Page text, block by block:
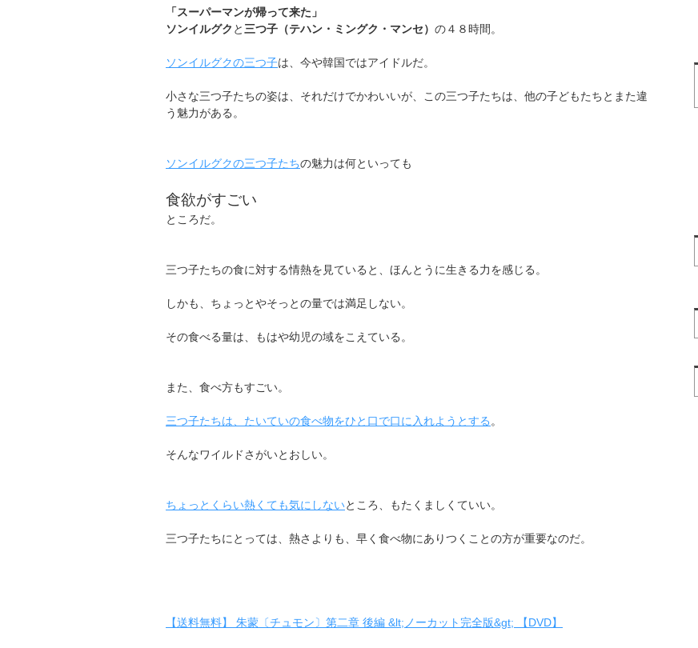
「スーパーマンが帰って来た」
ソンイルグク と 三つ子（テハン・ミングク・マンセ） の４８時間。
ソンイルグクの三つ子は、今や韓国ではアイドルだ。
小さな三つ子たちの姿は、それだけでかわいいが、この三つ子たちは、他の子どもたちとまた違
う魅力がある。
ソンイルグクの三つ子たちの魅力は何といっても
食欲がすごい
ところだ。
三つ子たちの食に対する情熱を見ていると、ほんとうに生きる力を感じる。
しかも、ちょっとやそっとの量では満足しない。
その食べる量は、もはや幼児の域をこえている。
また、食べ方もすごい。
三つ子たちは、たいていの食べ物をひと口で口に入れようとする 。
そんなワイルドさがいとおしい。
ちょっとくらい熱くても気にしないところ、もたくましくていい。
三つ子たちにとっては、熱さよりも、早く食べ物にありつくことの方が重要なのだ。
【送料無料】 朱蒙〔チュモン〕第二章 後編 &lt;ノーカット完全版&gt; 【DVD】